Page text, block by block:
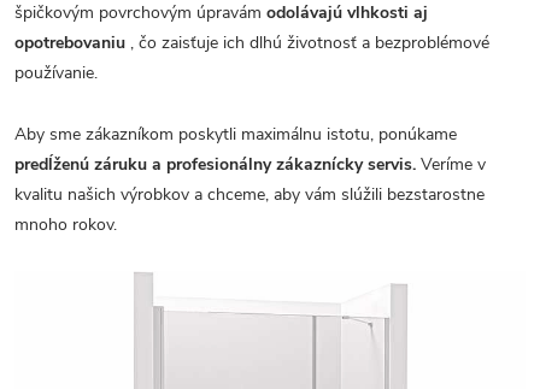
špičkovým povrchovým úpravám odolávajú vlhkosti aj
opotrebovaniu , čo zaisťuje ich dlhú životnosť a bezproblémové
používanie.
Aby sme zákazníkom poskytli maximálnu istotu, ponúkame
predĺženú záruku a profesionálny zákaznícky servis. Veríme v
kvalitu našich výrobkov a chceme, aby vám slúžili bezstarostne
mnoho rokov.